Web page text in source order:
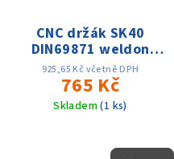
CNC držák SK40
DIN69871 weldon
D10x50, přesnost
0.005, AD, 15 tis. ot.
925,65 Kč včetně DPH
765 Kč
Skladem(1 ks)